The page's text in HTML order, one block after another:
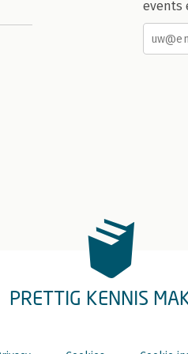
events
PRETTIG KENNIS